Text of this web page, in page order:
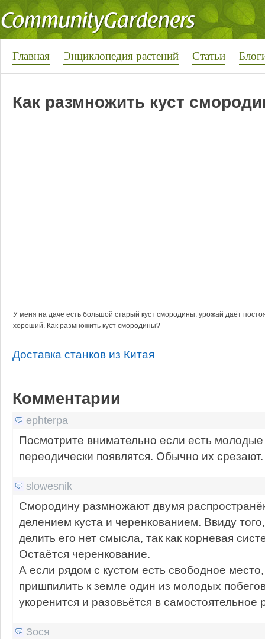
Главная Энциклопедия растений Статьи
Как размножить куст
У меня на даче есть большой старый куст смородины. урожай даёт
хороший. Как размножить куст смородины?
Доставка станков из Китая
Комментарии
ephterpa
Посмотрите внимательно если есть
переодически появлятся. Обычно их срезают.
slowesnik
Смородину размножают двумя
делением куста и черенкованием. Ввиду
делить его нет смысла, так как корневая
Остаётся черенкование.
А если рядом с кустом есть свободное
пришпилить к земле один из молодых
укоренится и разовьётся в самостоятельное
Зося